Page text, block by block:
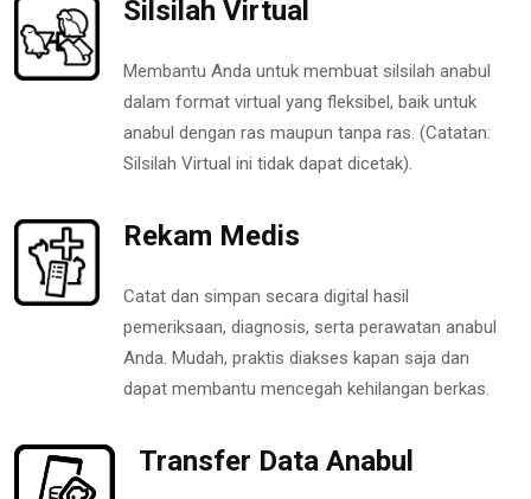
Silsilah Virtual
Membantu Anda untuk membuat silsilah anabul
dalam format virtual yang fleksibel, baik untuk
anabul dengan ras maupun tanpa ras. (Catatan:
Silsilah Virtual ini tidak dapat dicetak).
Rekam Medis
Catat dan simpan secara digital hasil
pemeriksaan, diagnosis, serta perawatan anabul
Anda. Mudah, praktis diakses kapan saja dan
dapat membantu mencegah kehilangan berkas.
Transfer Data Anabul